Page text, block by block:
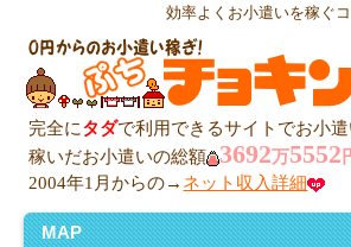
効率よくお小遣いを稼ぐ
完全にタダで利用できるサイトでお小遣
稼いだお小遣いの総額
3692万5552
2004年1月からの→ ネット収入詳細
MAP